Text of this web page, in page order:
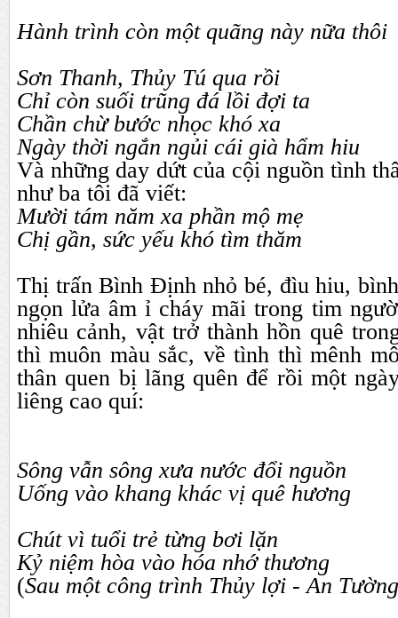
Hành trình còn một quãng này nữa thôi
Sơn Thanh, Thủy Tú qua rồi
Chỉ còn suối trũng đá lồi đợi ta
Chần chừ bước nhọc khó xa
Ngày thời ngắn ngủi cái già hẩm hiu
Và những day dứt của cội nguồn tình
như ba tôi đã viết:
Mười tám năm xa phần mộ mẹ
Chị gần, sức yếu khó tìm thăm
Thị trấn Bình Định nhỏ bé, đìu hiu,
ngọn lửa âm ỉ cháy mãi trong tim
nhiêu cảnh, vật trở thành hồn quê
thì muôn màu sắc, về tình thì mênh
thân quen bị lãng quên để rồi một
liêng cao quí:
Sông vẫn sông xưa nước đổi nguồn
Uống vào khang khác vị quê hương
Chút vì tuổi trẻ từng bơi lặn
Kỷ niệm hòa vào hóa nhớ thương
(Sau một công trình Thủy lợi -An Tường